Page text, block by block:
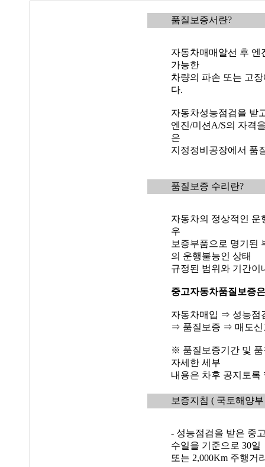
품질보증서란?
자동차매매알선 후 엔
가능한
차량의 파손 또는 고
다.
자동차성능점검을 받
엔진/미션A/S의 자격
은
지정정비공장에서 품
품질보증 수리란?
자동차의 정상적인 운
우
보증부품으로 명기된
의 운행불능인 상태
규정된 범위와 기간이
중고자동차품질보증은
자동차매입 ⇒ 성능점
⇒ 품질보증 ⇒ 매도신
※ 품질보증기간 및 품
자세한 세부
내용은 차후 공지토록
보증지침 ( 국토해양
- 성능점검을 받은 중
수일을 기준으로 30일
또는 2,000Km 주행거